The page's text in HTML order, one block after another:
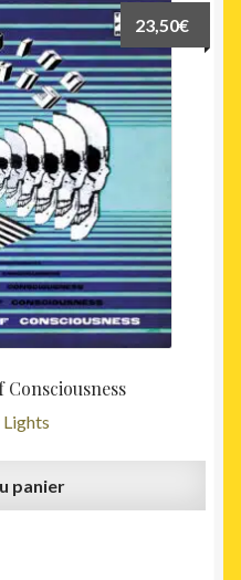
23,50€
panier